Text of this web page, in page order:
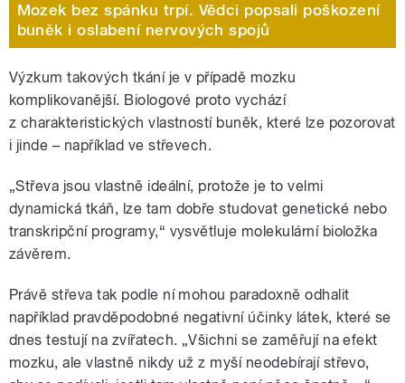
Mozek bez spánku trpí. Vědci popsali poškození
buněk i oslabení nervových spojů
Výzkum takových tkání je v případě mozku
komplikovanější. Biologové proto vychází
z charakteristických vlastností buněk, které lze pozorovat
i jinde – například ve střevech.
„Střeva jsou vlastně ideální, protože je to velmi
dynamická tkáň, lze tam dobře studovat genetické nebo
transkripční programy,“ vysvětluje molekulární bioložka
závěrem.
Právě střeva tak podle ní mohou paradoxně odhalit
například pravděpodobné negativní účinky látek, které se
dnes testují na zvířatech. „Všichni se zaměřují na efekt
mozku, ale vlastně nikdy už z myší neodebírají střevo,